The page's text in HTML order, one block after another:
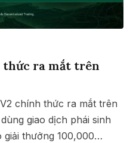
thức ra mắt trên
chính thức ra mắt trên
giao dịch phái sinh
giải thưởng 100,000
SaveCopy link